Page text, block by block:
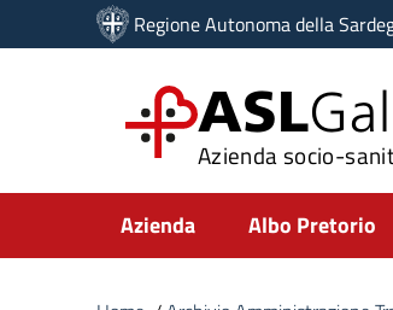
Vai ai contenuti
Vai al menu di navigazione
Regione Autonoma della
ASL
Azienda socio-
Submenu
Azienda Albo Pretorio